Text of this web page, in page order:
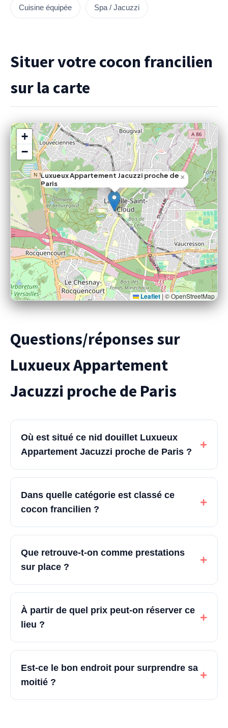
Cuisine équipée Spa / Jacuzzi
Situer votre cocon francilien
sur la carte
Luxueux Appartement Jacuzzi proche de
Paris
×
+
−
Leaflet| © OpenStreetMap
Questions/réponses sur
Luxueux Appartement
Jacuzzi proche de Paris
Où est situé ce nid douillet Luxueux
Appartement Jacuzzi proche de Paris ?
+
Dans quelle catégorie est classé ce
cocon francilien ?
+
Que retrouve-t-on comme prestations
sur place ?
+
À partir de quel prix peut-on réserver ce
lieu ?
+
Est-ce le bon endroit pour surprendre sa
moitié ?
+